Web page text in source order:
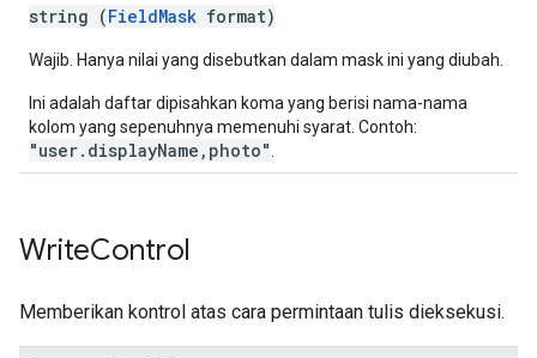
string (FieldMask format)
Wajib. Hanya nilai yang disebutkan dalam mask ini yang diubah.
Ini adalah daftar dipisahkan koma yang berisi nama-nama
kolom yang sepenuhnya memenuhi syarat. Contoh:
"user.displayName,photo"
WriteControl
Memberikan kontrol atas cara permintaan tulis dieksekusi.